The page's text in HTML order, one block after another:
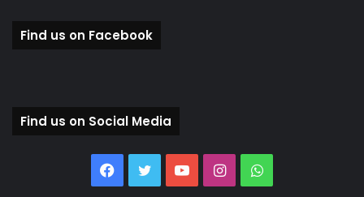
Find us on Facebook
Find us on Social Media
Facebook
TwitterYouTubeInstagramWhatsApp